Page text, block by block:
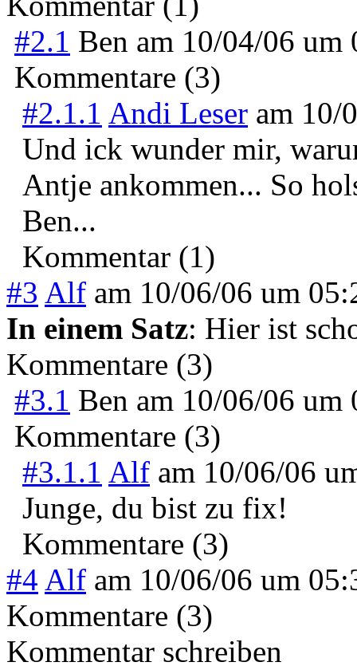
#2.1 Ben am 10/04/06 um
Kommentare (3)
#2.1.1 Andi Leser am 10/
Und ick wunder mir,
Antje ankommen... So
Ben...
Kommentar (1)
#3 Alf am 10/06/06 um
In einem Satz: Hier ist
Kommentare (3)
#3.1 Ben am 10/06/06 um
Kommentare (3)
#3.1.1 Alf am 10/06/06
Junge, du bist zu fix!
Kommentare (3)
#4 Alf am 10/06/06 um
Kommentare (3)
Kommentar schreiben